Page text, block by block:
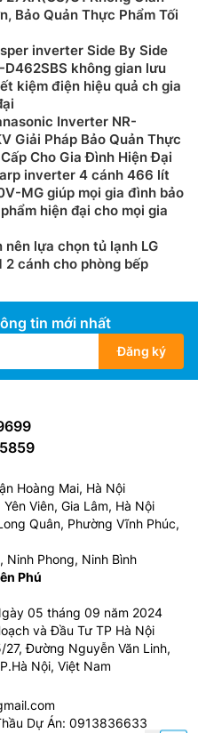
Bảo Quản Thực Phẩm Tối
inverter Side By Side
không gian lưu
kiệm điện hiệu quả ch gia
Inverter NR-
Giải Pháp Bảo Quản Thực
Cho Gia Đình Hiện Đại
inverter 4 cánh 466 lít
MG giúp mọi gia đình bảo
hiện đại cho mọi gia
nên lựa chọn tủ lạnh LG
2 cánh cho phòng bếp
tin mới nhất
Đăng ký
Hoàng Mai, Hà Nội
Viên, Gia Lâm, Hà Nội
Quân, Phường Vĩnh Phúc,
Ninh Phong, Ninh Bình
Phú
05 tháng 09 năm 2024
và Đầu Tư TP Hà Nội
Đường Nguyễn Văn Linh,
Nội, Việt Nam
Dự Án: 0913836633